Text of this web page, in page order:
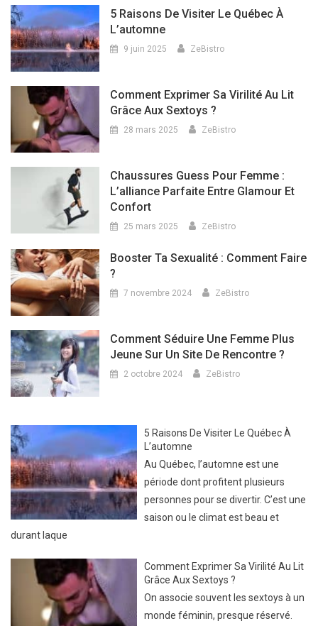
5 Raisons De Visiter Le Québec À
L’automne
9 juin 2025 ZeBistro
Comment Exprimer Sa Virilité Au Lit
Grâce Aux Sextoys ?
28 mars 2025 ZeBistro
Chaussures Guess Pour Femme :
L’alliance Parfaite Entre Glamour Et
Confort
25 mars 2025 ZeBistro
Booster Ta Sexualité : Comment Faire
?
7 novembre 2024 ZeBistro
Comment Séduire Une Femme Plus
Jeune Sur Un Site De Rencontre ?
2 octobre 2024 ZeBistro
5 Raisons De Visiter Le Québec À
L’automne
Au Québec, l’automne est une
période dont profitent plusieurs
personnes pour se divertir. C’est une
saison ou le climat est beau et
durant laque
Comment Exprimer Sa Virilité Au Lit
Grâce Aux Sextoys ?
On associe souvent les sextoys à un
monde féminin, presque réservé.